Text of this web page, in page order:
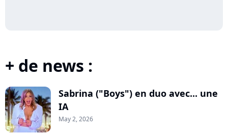
+ de news :
Sabrina ("Boys") en duo avec... une
IA
May 2, 2026